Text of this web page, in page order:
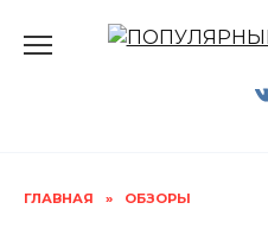
ГЛАВНАЯ » ОБЗОРЫ